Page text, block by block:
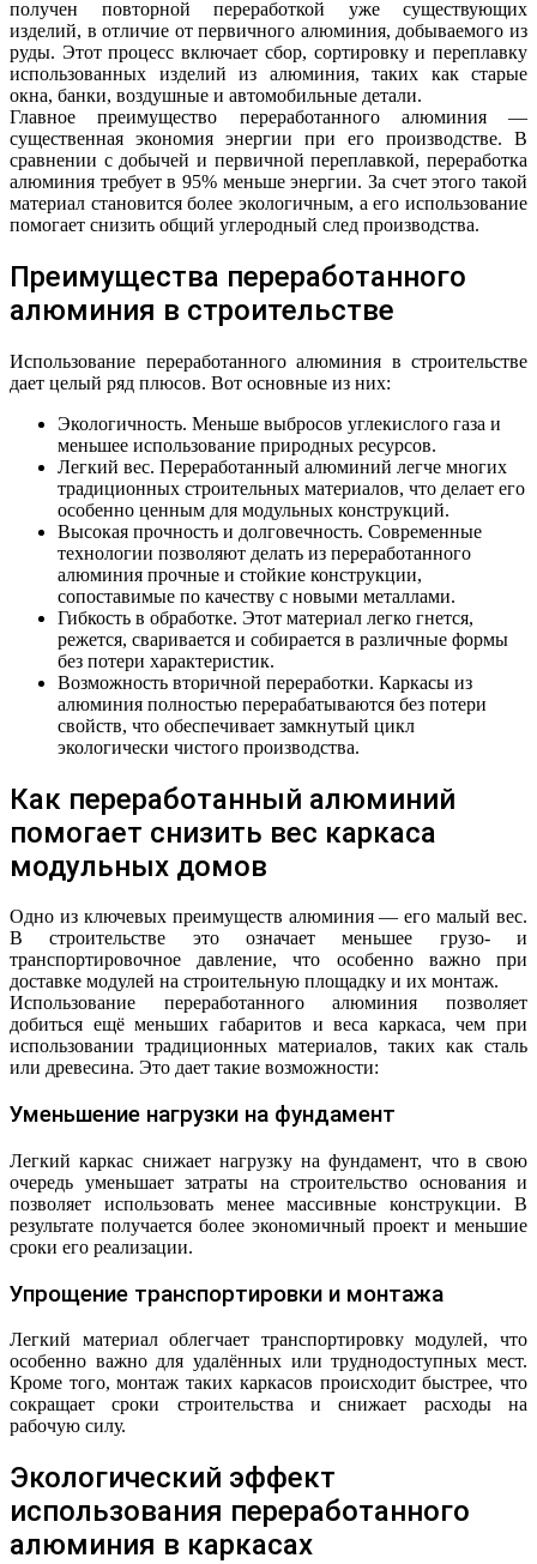
получен повторной переработкой уже существующих
изделий, в отличие от первичного алюминия, добываемого из
руды. Этот процесс включает сбор, сортировку и переплавку
использованных изделий из алюминия, таких как старые
окна, банки, воздушные и автомобильные детали.
Главное преимущество переработанного алюминия —
существенная экономия энергии при его производстве. В
сравнении с добычей и первичной переплавкой, переработка
алюминия требует в 95% меньше энергии. За счет этого такой
материал становится более экологичным, а его использование
помогает снизить общий углеродный след производства.
Преимущества переработанного
алюминия в строительстве
Использование переработанного алюминия в строительстве
дает целый ряд плюсов. Вот основные из них:
Экологичность. Меньше выбросов углекислого газа и
меньшее использование природных ресурсов.
Легкий вес. Переработанный алюминий легче многих
традиционных строительных материалов, что делает его
особенно ценным для модульных конструкций.
Высокая прочность и долговечность. Современные
технологии позволяют делать из переработанного
алюминия прочные и стойкие конструкции,
сопоставимые по качеству с новыми металлами.
Гибкость в обработке. Этот материал легко гнется,
режется, сваривается и собирается в различные формы
без потери характеристик.
Возможность вторичной переработки. Каркасы из
алюминия полностью перерабатываются без потери
свойств, что обеспечивает замкнутый цикл
экологически чистого производства.
Как переработанный алюминий
помогает снизить вес каркаса
модульных домов
Одно из ключевых преимуществ алюминия — его малый вес.
В строительстве это означает меньшее грузо- и
транспортировочное давление, что особенно важно при
доставке модулей на строительную площадку и их монтаж.
Использование переработанного алюминия позволяет
добиться ещё меньших габаритов и веса каркаса, чем при
использовании традиционных материалов, таких как сталь
или древесина. Это дает такие возможности:
Уменьшение нагрузки на фундамент
Легкий каркас снижает нагрузку на фундамент, что в свою
очередь уменьшает затраты на строительство основания и
позволяет использовать менее массивные конструкции. В
результате получается более экономичный проект и меньшие
сроки его реализации.
Упрощение транспортировки и монтажа
Легкий материал облегчает транспортировку модулей, что
особенно важно для удалённых или труднодоступных мест.
Кроме того, монтаж таких каркасов происходит быстрее, что
сокращает сроки строительства и снижает расходы на
рабочую силу.
Экологический эффект
использования переработанного
алюминия в каркасах